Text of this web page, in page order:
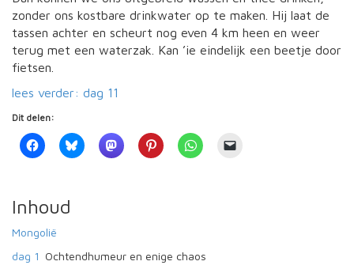
zonder ons kostbare drinkwater op te maken. Hij laat de
tassen achter en scheurt nog even 4 km heen en weer
terug met een waterzak. Kan ’ie eindelijk een beetje door
fietsen.
lees verder: dag 11
Dit delen:
Inhoud
Mongolië
dag 1 Ochtendhumeur en enige chaos